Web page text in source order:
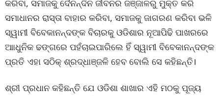
କରିବା, ସମାଜକୁ ଦୈନନ୍ଦିନ ଜୀବନର ଜଞ୍ଜାଳରୁ ମୁକ୍ତ କରି
ସମାଧାନର ରାସ୍ତା ବାହାର କରିବା, ସମାଜକୁ ଜାଗରଣ କରିବା ଭଳି
ସ୍ୱାମୀ ବିବେକାନନ୍ଦଙ୍କ ବିଚାରକୁ ଓଡିଶାର ନୂଆପିଢି ପାଖରରେ
ଆାଧୁନିକ ଢଙ୍ଗରେ ପହଁଚାଇପାରିଲେ ହିଁ ସ୍ୱାମୀ ବିବେକାନନ୍ଦଙ୍କ
ପ୍ରତି ଏହା ସଠିକ୍ ଶ୍ରଦ୍ଧାଞ୍ଜଳି ହେବ ବୋଲି ସେ କହିଛନ୍ତି।
ଶ୍ରୀ ପ୍ରଧାନ କହିଛନ୍ତି ଯେ ଓଡିଶା ଶାଖାର ଏହି ମଠକୁ ପୂଜ୍ୟ